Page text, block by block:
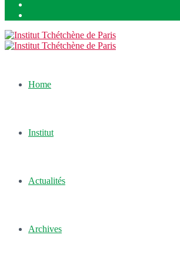
Home
Institut
Actualités
Archives